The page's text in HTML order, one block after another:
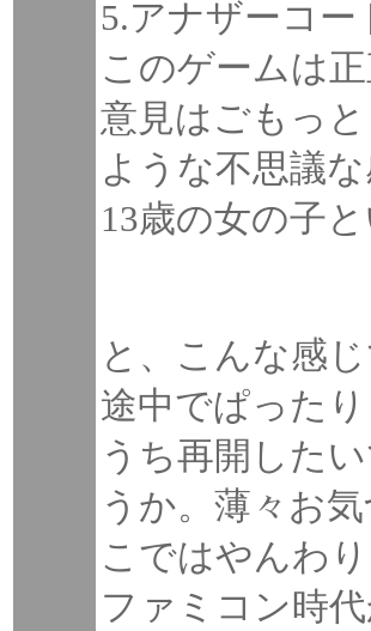
5.アナザーコー
このゲームは
意見はごもっ
ような不思議
13歳の女の子
と、こんな感
途中でぱった
うち再開した
うか。薄々お
こではやんわ
ファミコン時